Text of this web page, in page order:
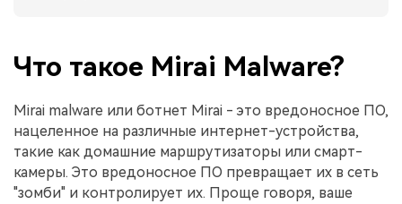
Что такое Mirai Malware?
Mirai malware или ботнет Mirai - это вредоносное ПО,
нацеленное на различные интернет-устройства,
такие как домашние маршрутизаторы или смарт-
камеры. Это вредоносное ПО превращает их в сеть
"зомби" и контролирует их. Проще говоря, ваше